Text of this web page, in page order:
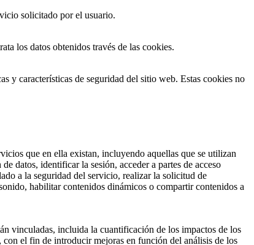
solicitado por el usuario.
los datos obtenidos través de las cookies.
y características de seguridad del sitio web. Estas cookies no
que en ella existan, incluyendo aquellas que se utilizan
datos, identificar la sesión, acceder a partes de acceso
a la seguridad del servicio, realizar la solicitud de
habilitar contenidos dinámicos o compartir contenidos a
vinculadas, incluida la cuantificación de los impactos de los
el fin de introducir mejoras en función del análisis de los